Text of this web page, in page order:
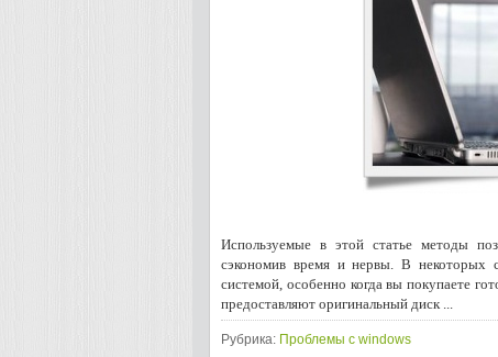
Используемые в этой статье методы
сэкономив время и нервы. В некоторых
системой, особенно когда вы покупаете
предоставляют оригинальный диск ...
Рубрика: Проблемы с windows